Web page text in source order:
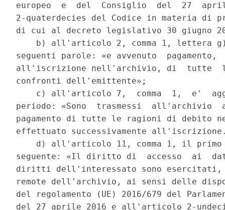
europeo  e  del  Consiglio  del  27
2-quaterdecies del Codice in materia di
di cui al decreto legislativo 30 giugno
b) all'articolo 2, comma 1, lettera
seguenti parole: «e avvenuto
all'iscrizione nell'archivio, di  tutte
confronti dell'emittente»;
c) all'articolo 7,  comma  1,  e'
periodo: «Sono  trasmessi
pagamento di tutte le ragioni di debito
effettuato successivamente
d) all'articolo 11, comma 1, il
seguente: «Il diritto di  accesso  ai
diritti dell'interessato sono esercitati,
remote dell'archivio, ai sensi delle
del regolamento (UE) 2016/679 del
del 27 aprile 2016 e all'articolo 2-